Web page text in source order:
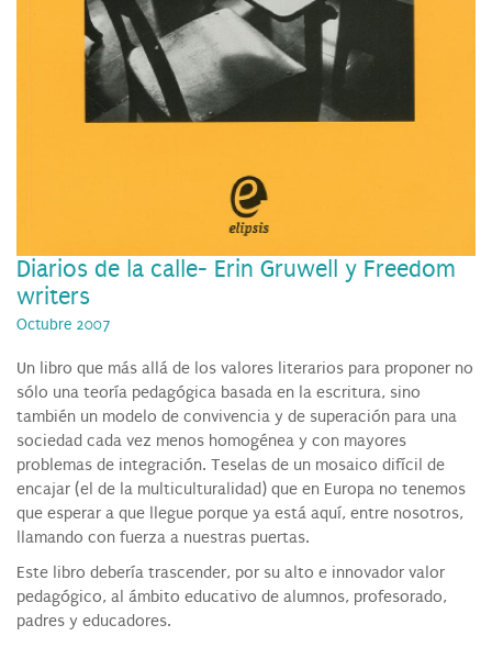
Diarios de la calle- Erin Gruwell y Freedom
writers
Octubre 2007
Un libro que más allá de los valores literarios para proponer no
sólo una teoría pedagógica basada en la escritura, sino
también un modelo de convivencia y de superación para una
sociedad cada vez menos homogénea y con mayores
problemas de integración. Teselas de un mosaico difícil de
encajar (el de la multiculturalidad) que en Europa no tenemos
que esperar a que llegue porque ya está aquí, entre nosotros,
llamando con fuerza a nuestras puertas.
Este libro debería trascender, por su alto e innovador valor
pedagógico, al ámbito educativo de alumnos, profesorado,
padres y educadores.